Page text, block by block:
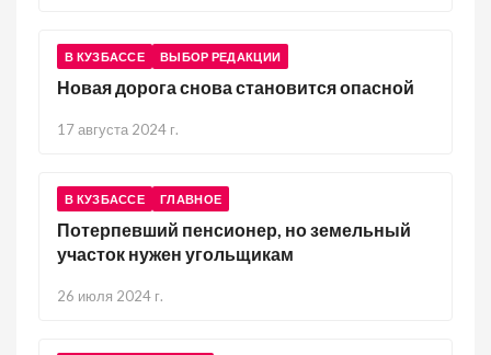
В КУЗБАССЕ ВЫБОР РЕДАКЦИИ
Новая дорога снова становится опасной
17 августа 2024 г.
В КУЗБАССЕ ГЛАВНОЕ
Потерпевший пенсионер, но земельный
участок нужен угольщикам
26 июля 2024 г.